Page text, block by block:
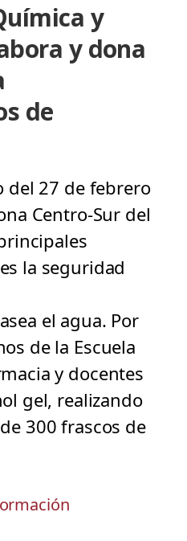
y
y dona
de
del 27 de febrero
Centro-Sur del
la seguridad
el agua. Por
de la Escuela
y docentes
gel, realizando
300 frascos de